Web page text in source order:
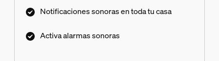
Notificaciones sonoras en toda tu casa
Activa alarmas sonoras